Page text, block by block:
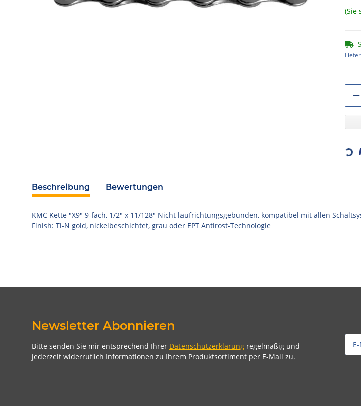
(Sie
Beschreibung Bewertungen
KMC Kette "X9" 9-fach, 1/2" x 11/128" Nicht laufrichtungsgebunden, kompatibel mit allen
Finish: Ti-N gold, nickelbeschichtet, grau oder EPT Antirost-Technologie
Newsletter Abonnieren
Bitte senden Sie mir entsprechend Ihrer Datenschutzerklärung regelmäßig und
jederzeit widerruflich Informationen zu Ihrem Produktsortiment per E-Mail zu.